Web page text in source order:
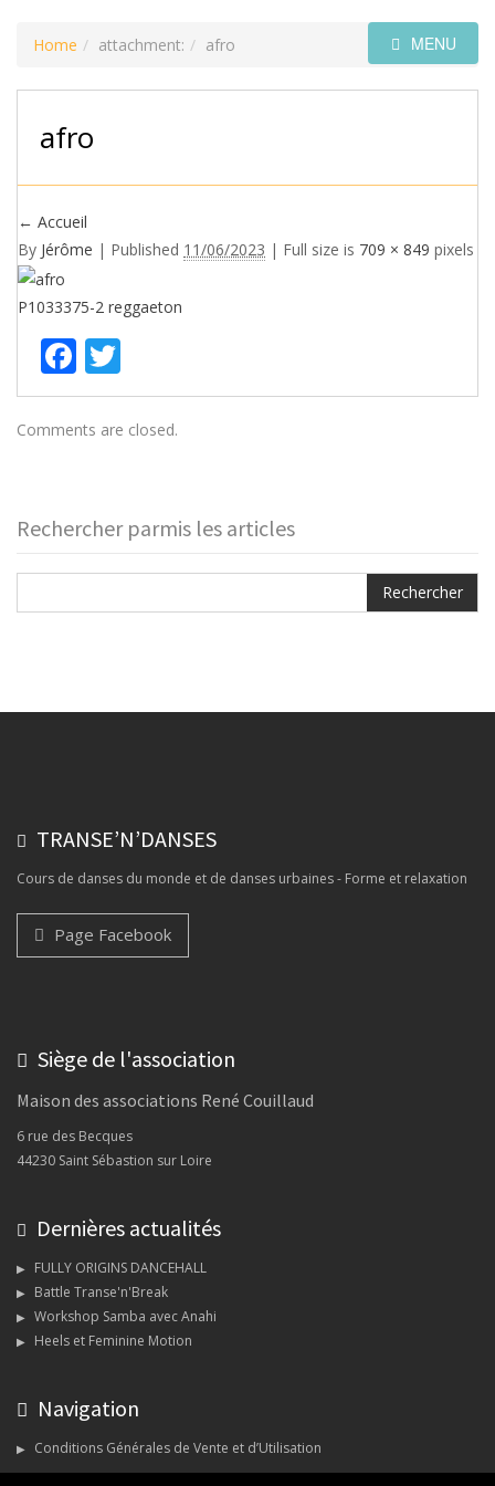
MENU
Home attachment: afro
afro
← Accueil
By Jérôme | Published 11/06/2023 | Full size is 709 × 849 pixels
P1033375-2 reggaeton
Facebook
Comments are closed.
Rechercher parmis les articles
TRANSE’N’DANSES
Cours de danses du monde et de danses urbaines - Forme et relaxation
Page Facebook
Siège de l'association
Maison des associations René Couillaud
6 rue des Becques
44230 Saint Sébastion sur Loire
Dernières actualités
FULLY ORIGINS DANCEHALL
Battle Transe'n'Break
Workshop Samba avec Anahi
Heels et Feminine Motion
Navigation
Conditions Générales de Vente et d’Utilisation